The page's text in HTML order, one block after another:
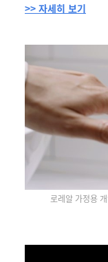
>> 자세히 보기
로레알 가정용